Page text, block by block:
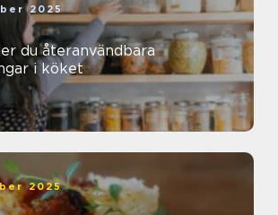
2025
du återanvändbara
i köket
2025